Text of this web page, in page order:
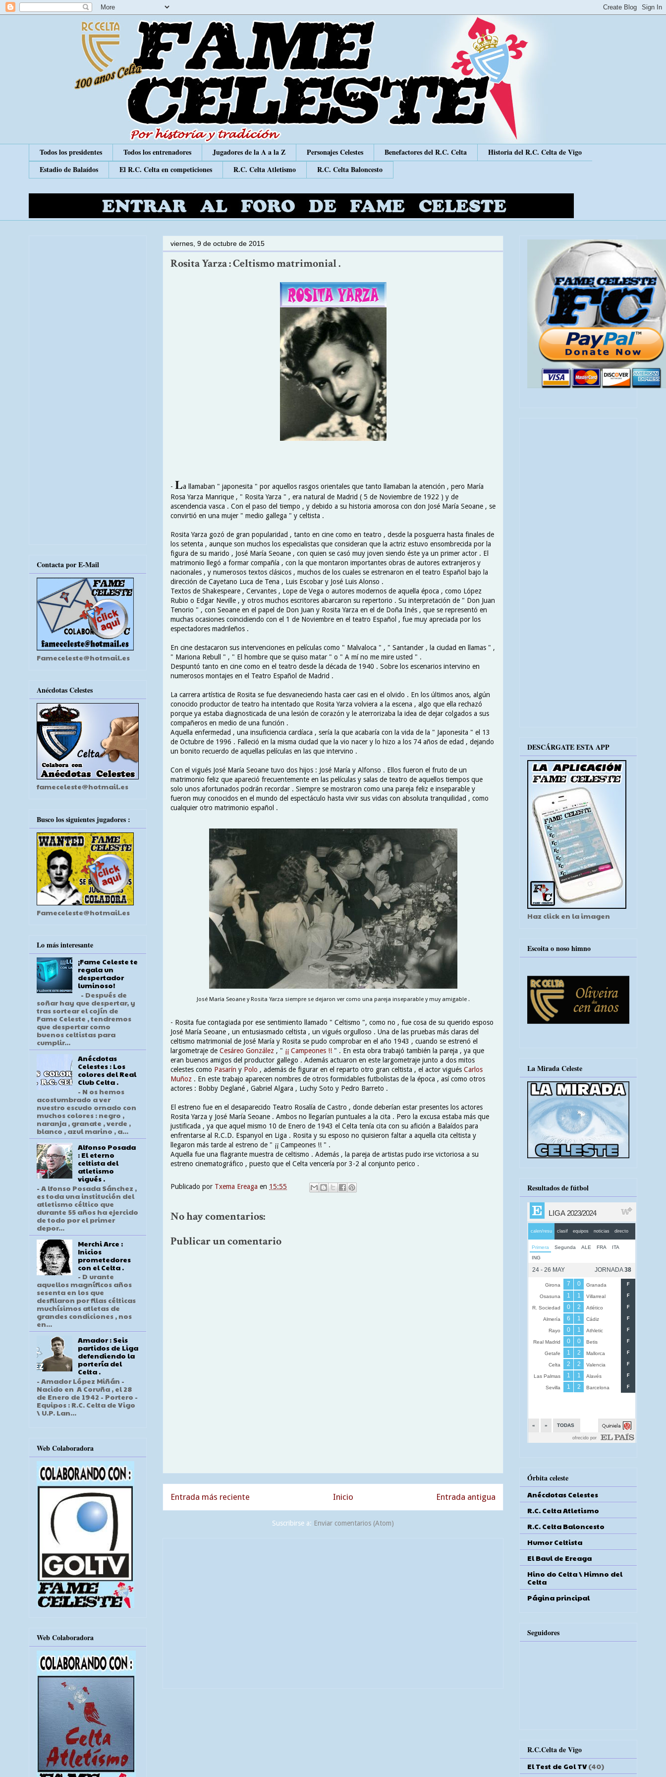
Todos los presidentes Todos los entrenadores Jugadores de la A a la Z Personajes Celestes Benefactores del R.C. Celta
Historia del R.C. Celta de Vigo
Estadio de Balaídos
El R.C. Celta en competiciones R.C. Celta Atletismo R.C. Celta Baloncesto
viernes, 9 de octubre de 2015
Rosita Yarza : Celtismo matrimonial .
- La llamaban " japonesita " por aquellos rasgos orientales que tanto llamaban la atención , pero María
Rosa Yarza Manrique , " Rosita Yarza " , era natural de Madrid ( 5 de Noviembre de 1922 ) y de
ascendencia vasca . Con el paso del tiempo , y debido a su historia amorosa con don José María Seoane , se
convirtió en una mujer " medio gallega " y celtista .
Rosita Yarza gozó de gran popularidad , tanto en cine como en teatro , desde la posguerra hasta finales de
los setenta , aunque son muchos los especialistas que consideran que la actriz estuvo ensombrecida por la
figura de su marido , José María Seoane , con quien se casó muy joven siendo éste ya un primer actor . El
matrimonio llegó a formar compañía , con la que montaron importantes obras de autores extranjeros y
nacionales , y numerosos textos clásicos , muchos de los cuales se estrenaron en el teatro Español bajo la
dirección de Cayetano Luca de Tena , Luis Escobar y José Luis Alonso .
Textos de Shakespeare , Cervantes , Lope de Vega o autores modernos de aquella época , como López
Rubio o Edgar Neville , y otros muchos escritores abarcaron su repertorio . Su interpretación de " Don Juan
Tenorio " , con Seoane en el papel de Don Juan y Rosita Yarza en el de Doña Inés , que se representó en
muchas ocasiones coincidiendo con el 1 de Noviembre en el teatro Español , fue muy apreciada por los
espectadores madrileños .
En cine destacaron sus intervenciones en películas como " Malvaloca " , " Santander , la ciudad en llamas " ,
" Mariona Rebull " , " El hombre que se quiso matar " o " A mí no me mire usted " .
Despuntó tanto en cine como en el teatro desde la década de 1940 . Sobre los escenarios intervino en
numerosos montajes en el Teatro Español de Madrid .
La carrera artística de Rosita se fue desvaneciendo hasta caer casi en el olvido . En los últimos anos, algún
conocido productor de teatro ha intentado que Rosita Yarza volviera a la escena , algo que ella rechazó
porque ya estaba diagnosticada de una lesión de corazón y le aterrorizaba la idea de dejar colgados a sus
compañeros en medio de una función .
Aquella enfermedad , una insuficiencia cardíaca , sería la que acabaría con la vida de la " Japonesita " el 13
de Octubre de 1996 . Falleció en la misma ciudad que la vio nacer y lo hizo a los 74 años de edad , dejando
un bonito recuerdo de aquellas películas en las que intervino .
Con el vigués José María Seoane tuvo dos hijos : José María y Alfonso . Ellos fueron el fruto de un
matrimonio feliz que apareció frecuentemente en las películas y salas de teatro de aquellos tiempos que
solo unos afortunados podrán recordar . Siempre se mostraron como una pareja feliz e inseparable y
fueron muy conocidos en el mundo del espectáculo hasta vivir sus vidas con absoluta tranquilidad , como
cualquier otro matrimonio español .
José María Seoane y Rosita Yarza siempre se dejaron ver como una pareja inseparable y muy amigable .
- Rosita fue contagiada por ese sentimiento llamado " Celtismo ", como no , fue cosa de su querido esposo
José María Seoane , un entusiasmado celtista , un vigués orgulloso . Una de las pruebas más claras del
celtismo matrimonial de José María y Rosita se pudo comprobar en el año 1943 , cuando se estrenó el
largometraje de Cesáreo González , " ¡¡ Campeones !! " . En esta obra trabajó también la pareja , ya que
eran buenos amigos del productor gallego . Además actuaron en este largometraje junto a dos mitos
celestes como Pasarín y Polo , además de figurar en el reparto otro gran celtista , el actor vigués Carlos
Muñoz . En este trabajo aparecen nombres de otros formidables futbolistas de la época , así como otros
actores : Bobby Deglané , Gabriel Algara , Luchy Soto y Pedro Barreto .
El estreno fue en el desaparecido Teatro Rosalía de Castro , donde deberían estar presentes los actores
Rosita Yarza y José María Seoane . Ambos no llegarían puntuales a la cita . Pero la excusa estaba más que
justificada , ya que aquel mismo 10 de Enero de 1943 el Celta tenía cita con su afición a Balaídos para
enfrentarse al R.C.D. Espanyol en Liga . Rosita y su esposo no quisieron faltar a aquella cita celtista y
llegaron más tarde al estreno de " ¡¡ Campeones !! " .
Aquella fue una flagrante muestra de celtismo . Además , la pareja de artistas pudo irse victoriosa a su
estreno cinematográfico , puesto que el Celta vencería por 3-2 al conjunto perico .
Publicado por Txema Ereaga en 15:55
No hay comentarios:
Publicar un comentario
Entrada más reciente Entrada antigua
Inicio
Suscribirse a: Enviar comentarios (Atom)
Contacta por E-Mail
Fameceleste@hotmail.es
Anécdotas Celestes
fameceleste@hotmail.es
Busco los siguientes jugadores :
Fameceleste@hotmail.es
Lo más interesante
¡Fame Celeste te
regala un
despertador
luminoso!
- Después de
soñar hay que despertar, y
tras sortear el cojín de
Fame Celeste , tendremos
que despertar como
buenos celtistas para
cumplir...
Anécdotas
Celestes : Los
colores del Real
Club Celta .
- N os hemos
acostumbrado a ver
nuestro escudo ornado con
muchos colores : negro ,
naranja , granate , verde ,
blanco , azul marino , a...
Alfonso Posada
: El eterno
celtista del
atletismo
vigués .
- A lfonso Posada Sánchez ,
es toda una institución del
atletismo céltico que
durante 55 años ha ejercido
de todo por el primer
depor...
Merchi Arce :
Inicios
prometedores
con el Celta .
- D urante
aquellos magníficos años
sesenta en los que
desfilaron por filas célticas
muchísimos atletas de
grandes condiciones , nos
en...
Amador : Seis
partidos de Liga
defendiendo la
portería del
Celta .
- Amador López Miñán -
Nacido en A Coruña , el 28
de Enero de 1942 - Portero -
Equipos : R.C. Celta de Vigo
\ U.P. Lan...
Web Colaboradora
Web Colaboradora
DESCÁRGATE ESTA APP
Haz click en la imagen
Escoita o noso himno
La Mirada Celeste
Resultados de fútbol
Órbita celeste
Anécdotas Celestes
R.C. Celta Atletismo
R.C. Celta Baloncesto
Humor Celtista
El Baul de Ereaga
Hino do Celta \ Himno del
Celta
Página principal
Seguidores
R.C.Celta de Vigo
El Test de Gol TV (40)